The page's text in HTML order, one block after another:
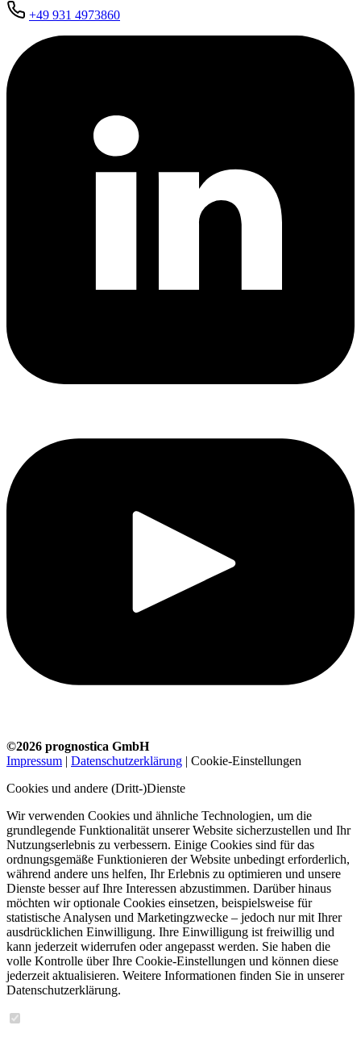
+49 931 4973860
©2026 prognostica GmbH
Impressum | Datenschutzerklärung | Cookie-Einstellungen
Cookies und andere (Dritt-)Dienste
Wir verwenden Cookies und ähnliche Technologien, um die
grundlegende Funktionalität unserer Website sicherzustellen und Ihr
Nutzungserlebnis zu verbessern. Einige Cookies sind für das
ordnungsgemäße Funktionieren der Website unbedingt erforderlich,
während andere uns helfen, Ihr Erlebnis zu optimieren und unsere
Dienste besser auf Ihre Interessen abzustimmen. Darüber hinaus
möchten wir optionale Cookies einsetzen, beispielsweise für
statistische Analysen und Marketingzwecke – jedoch nur mit Ihrer
ausdrücklichen Einwilligung. Ihre Einwilligung ist freiwillig und
kann jederzeit widerrufen oder angepasst werden. Sie haben die
volle Kontrolle über Ihre Cookie-Einstellungen und können diese
jederzeit aktualisieren. Weitere Informationen finden Sie in unserer
Datenschutzerklärung.